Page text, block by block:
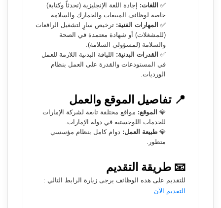
✅ اللغات: إجادة اللغة الإنجليزية (تحدثاً وكتابة)
خاصة لوظائف المبيعات والجمارك والسلامة.
✅ المهارات الفنية: ترخيص سارٍ لتشغيل الرافعات
(للمشغلات) أو شهادة معتمدة في الصحة
والسلامة (لمسؤولي السلامة).
✅ القدرات البدنية: اللياقة البدنية اللازمة للعمل
في المستودعات والقدرة على العمل بنظام
الورديات.
📍 تفاصيل الموقع والعمل
💎 الموقع: مواقع مختلفة تابعة لشركة الإمارات
للخدمات اللوجستية في دولة الإمارات.
💎 طبيعة العمل: دوام كامل بنظام مؤسسي
متطور.
📧 طريقة التقديم
للتقديم على هده الوظائف يرجى زيارة الرابط التالي :
التقديم الآن